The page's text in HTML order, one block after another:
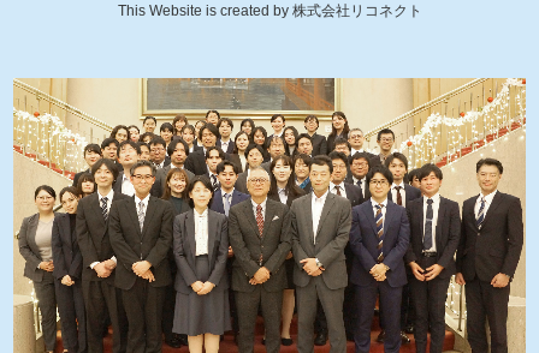
This Website is created by 株式会社リコネクト